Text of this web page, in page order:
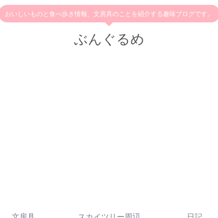
おいしいものと食べ歩き情報、文房具のことを紹介する趣味ブログです。
ぶんぐるめ